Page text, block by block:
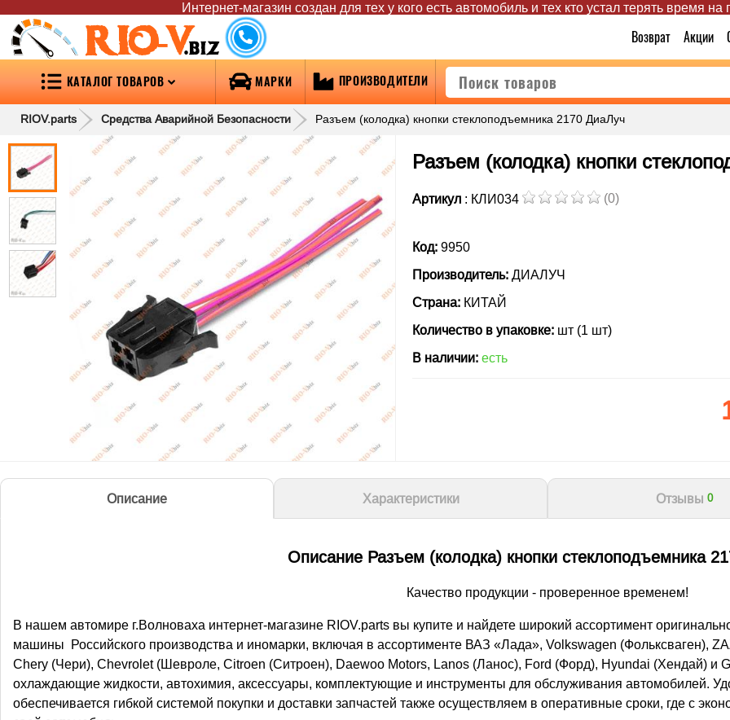
Интернет-магазин создан для тех у кого есть автомобиль и тех кто устал терять время
RIO-V.biz Возврат Акции
КАТАЛОГ ТОВАРОВ МАРКИ ПРОИЗВОДИТЕЛИ
RIOV.parts Средства Аварийной Безопасности Разъем (колодка) кнопки стеклоподъемника 2170 ДиаЛуч
Разъем (колодка) кнопки
Артикул : КЛИ034 (0)
Код: 9950
Производитель: ДИАЛУЧ
Страна: КИТАЙ
Количество в упаковке: шт (1 шт)
В наличии: есть
Описание Характеристики Отзывы 0
Описание Разъем (колодка) кнопки стеклоподъемника
Качество продукции - проверенное временем!
В нашем автомире г.Волноваха интернет-магазине RIOV.parts вы купите и найдете широкий ассортимент
машины Российского производства и иномарки, включая в ассортименте ВАЗ «Лада», Volkswagen (Фольксваген),
Chery (Чери), Chevrolet (Шевроле, Citroen (Ситроен), Daewoo Motors, Lanos (Ланос), Ford (Форд), Hyundai (Хендай) и
охлаждающие жидкости, автохимия, аксессуары, комплектующие и инструменты для обслуживания автомобилей.
обеспечивается гибкой системой покупки и доставки запчастей также осуществляем в оперативные сроки, где с